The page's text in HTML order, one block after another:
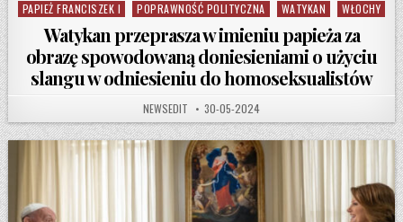
PAPIEŻ FRANCISZEK I
POPRAWNOŚĆ POLITYCZNA WATYKAN WŁOCHY
Watykan przeprasza w imieniu papieża za
obrazę spowodowaną doniesieniami o użyciu
slangu w odniesieniu do homoseksualistów
AUTHOR:
NEWSEDIT PUBLISHED DATE:
30-05-2024